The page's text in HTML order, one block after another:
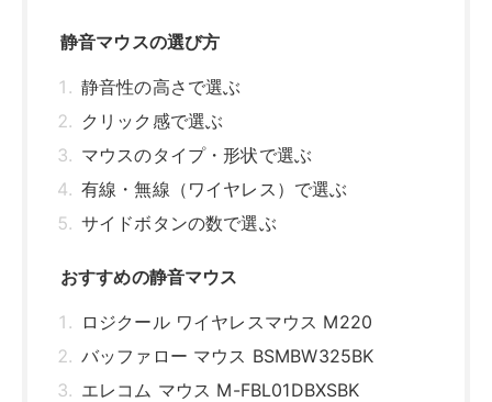
静音マウスの選び方
静音性の高さで選ぶ
クリック感で選ぶ
マウスのタイプ・形状で選ぶ
有線・無線（ワイヤレス）で選ぶ
サイドボタンの数で選ぶ
おすすめの静音マウス
ロジクール ワイヤレスマウス M220
バッファロー マウス BSMBW325BK
エレコム マウス M-FBL01DBXSBK